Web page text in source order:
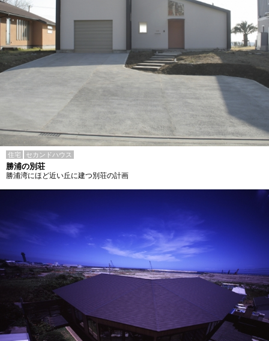
住宅 セカンドハウス
勝浦の別荘
勝浦湾にほど近い丘に建つ別荘の計画